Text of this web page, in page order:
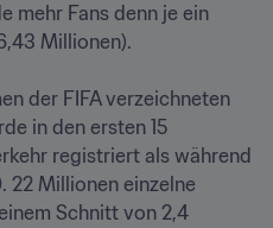
mehr Fans denn je ein
Millionen).
der FIFA verzeichneten
in den ersten 15
registriert als während
22 Millionen einzelne
Schnitt von 2,4